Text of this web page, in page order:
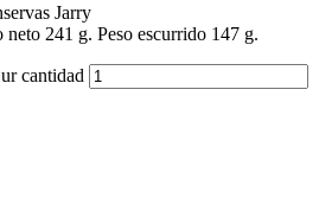
Jarry
neto 241 g. Peso escurrido 147 g.
cantidad